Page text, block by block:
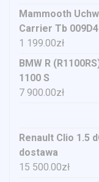
Mammooth
Carrier Tb
1 199.00zł
BMW R
1100 S
7 900.00zł
Renault Clio 1.5
dostawa
15 500.00zł